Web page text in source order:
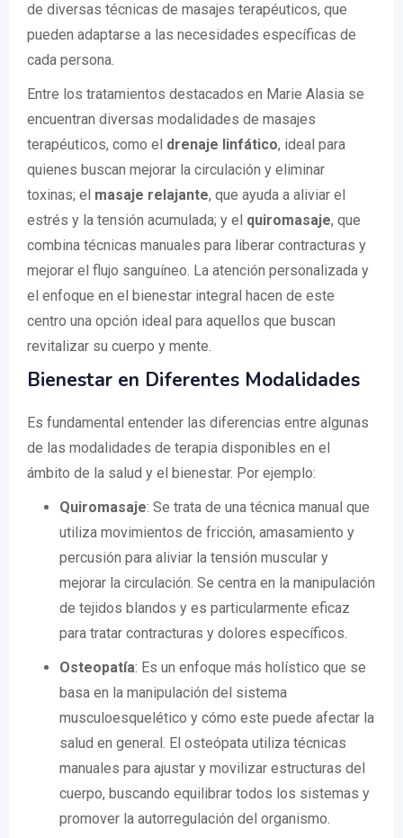
de diversas técnicas de masajes terapéuticos, que
pueden adaptarse a las necesidades específicas de
cada persona.
Entre los tratamientos destacados en Marie Alasia se
encuentran diversas modalidades de masajes
terapéuticos, como el drenaje linfático, ideal para
quienes buscan mejorar la circulación y eliminar
toxinas; el masaje relajante, que ayuda a aliviar el
estrés y la tensión acumulada; y el quiromasaje, que
combina técnicas manuales para liberar contracturas y
mejorar el flujo sanguíneo. La atención personalizada y
el enfoque en el bienestar integral hacen de este
centro una opción ideal para aquellos que buscan
revitalizar su cuerpo y mente.
Bienestar en Diferentes Modalidades
Es fundamental entender las diferencias entre algunas
de las modalidades de terapia disponibles en el
ámbito de la salud y el bienestar. Por ejemplo:
Quiromasaje: Se trata de una técnica manual que
utiliza movimientos de fricción, amasamiento y
percusión para aliviar la tensión muscular y
mejorar la circulación. Se centra en la manipulación
de tejidos blandos y es particularmente eficaz
para tratar contracturas y dolores específicos.
Osteopatía: Es un enfoque más holístico que se
basa en la manipulación del sistema
musculoesquelético y cómo este puede afectar la
salud en general. El osteópata utiliza técnicas
manuales para ajustar y movilizar estructuras del
cuerpo, buscando equilibrar todos los sistemas y
promover la autorregulación del organismo.